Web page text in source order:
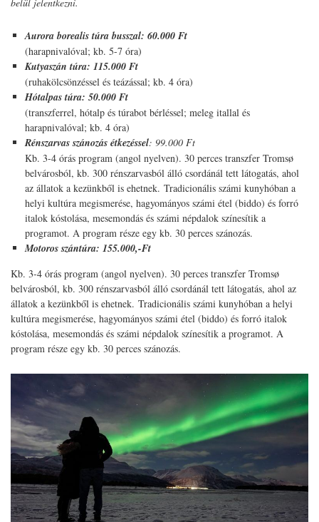
belül jelentkezni.
Aurora borealis túra busszal: 60.000 Ft
(harapnivalóval; kb. 5-7 óra)
Kutyaszán túra: 115.000 Ft
(ruhakölcsönzéssel és teázással; kb. 4 óra)
Hótalpas túra: 50.000 Ft
(transzferrel, hótalp és túrabot bérléssel; meleg itallal és
harapnivalóval; kb. 4 óra)
Rénszarvas szánozás étkezéssel: 99.000 Ft
Kb. 3-4 órás program (angol nyelven). 30 perces transzfer Tromsø
belvárosból, kb. 300 rénszarvasból álló csordánál tett látogatás, ahol
az állatok a kezünkből is ehetnek. Tradicionális számi kunyhóban a
helyi kultúra megismerése, hagyományos számi étel (biddo) és forró
italok kóstolása, mesemondás és számi népdalok színesítik a
programot. A program része egy kb. 30 perces szánozás.
Motoros szántúra: 155.000,-Ft
Kb. 3-4 órás program (angol nyelven). 30 perces transzfer Tromsø
belvárosból, kb. 300 rénszarvasból álló csordánál tett látogatás, ahol az
állatok a kezünkből is ehetnek. Tradicionális számi kunyhóban a helyi
kultúra megismerése, hagyományos számi étel (biddo) és forró italok
kóstolása, mesemondás és számi népdalok színesítik a programot. A
program része egy kb. 30 perces szánozás.